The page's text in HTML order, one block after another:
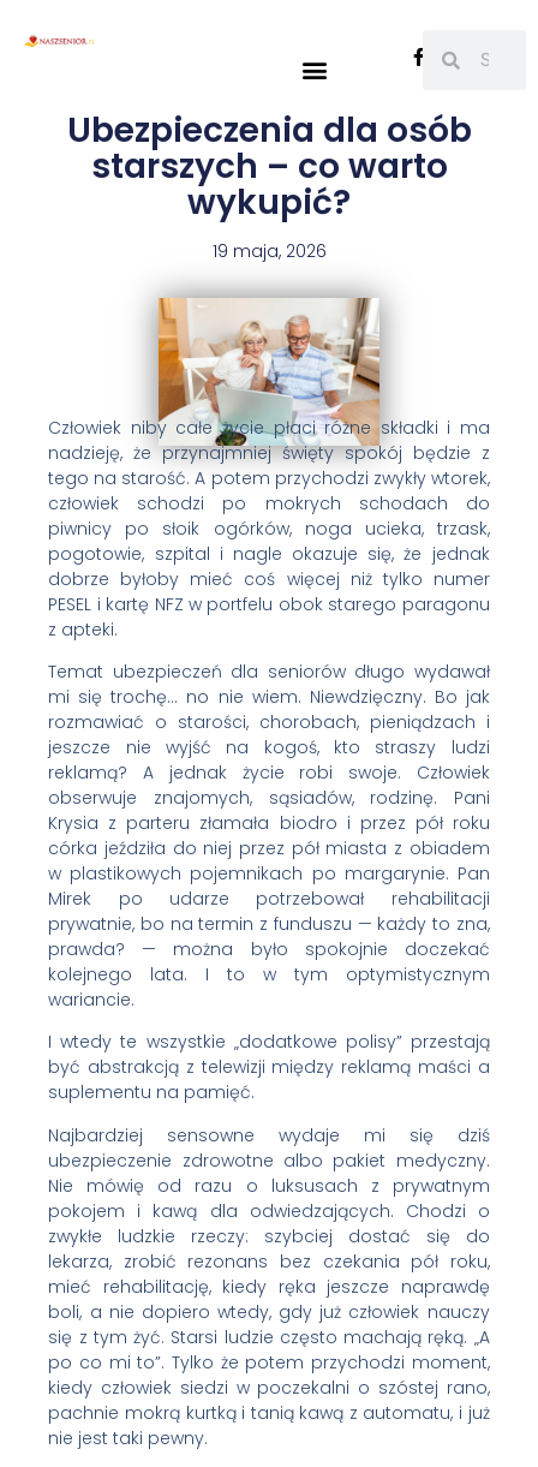
Ubezpieczenia dla osób
starszych – co warto
wykupić?
19 maja, 2026
Człowiek niby całe życie płaci różne składki i ma
nadzieję, że przynajmniej święty spokój będzie z
tego na starość. A potem przychodzi zwykły wtorek,
człowiek schodzi po mokrych schodach do
piwnicy po słoik ogórków, noga ucieka, trzask,
pogotowie, szpital i nagle okazuje się, że jednak
dobrze byłoby mieć coś więcej niż tylko numer
PESEL i kartę NFZ w portfelu obok starego paragonu
z apteki.
Temat ubezpieczeń dla seniorów długo wydawał
mi się trochę… no nie wiem. Niewdzięczny. Bo jak
rozmawiać o starości, chorobach, pieniądzach i
jeszcze nie wyjść na kogoś, kto straszy ludzi
reklamą? A jednak życie robi swoje. Człowiek
obserwuje znajomych, sąsiadów, rodzinę. Pani
Krysia z parteru złamała biodro i przez pół roku
córka jeździła do niej przez pół miasta z obiadem
w plastikowych pojemnikach po margarynie. Pan
Mirek po udarze potrzebował rehabilitacji
prywatnie, bo na termin z funduszu — każdy to zna,
prawda? — można było spokojnie doczekać
kolejnego lata. I to w tym optymistycznym
wariancie.
I wtedy te wszystkie „dodatkowe polisy” przestają
być abstrakcją z telewizji między reklamą maści a
suplementu na pamięć.
Najbardziej sensowne wydaje mi się dziś
ubezpieczenie zdrowotne albo pakiet medyczny.
Nie mówię od razu o luksusach z prywatnym
pokojem i kawą dla odwiedzających. Chodzi o
zwykłe ludzkie rzeczy: szybciej dostać się do
lekarza, zrobić rezonans bez czekania pół roku,
mieć rehabilitację, kiedy ręka jeszcze naprawdę
boli, a nie dopiero wtedy, gdy już człowiek nauczy
się z tym żyć. Starsi ludzie często machają ręką. „A
po co mi to”. Tylko że potem przychodzi moment,
kiedy człowiek siedzi w poczekalni o szóstej rano,
pachnie mokrą kurtką i tanią kawą z automatu, i już
nie jest taki pewny.